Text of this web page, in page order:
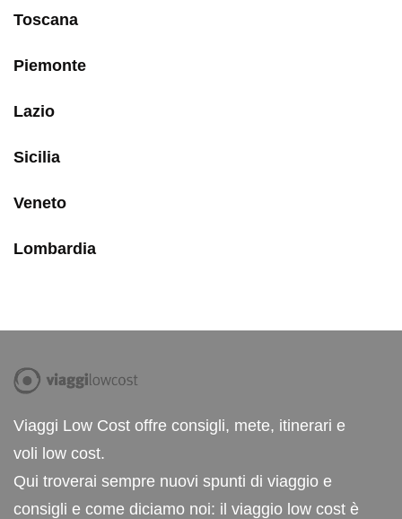
Toscana
Piemonte
Lazio
Sicilia
Veneto
Lombardia
Viaggi Low Cost offre consigli, mete, itinerari e
voli low cost.
Qui troverai sempre nuovi spunti di viaggio e
consigli e come diciamo noi: il viaggio low cost è